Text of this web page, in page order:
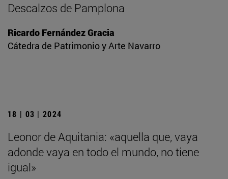
Descalzos de Pamplona
Ricardo Fernández Gracia
Cátedra de Patrimonio y Arte Navarro
18 | 03 | 2024
Leonor de Aquitania: «aquella que, vaya
adonde vaya en todo el mundo, no tiene
igual»